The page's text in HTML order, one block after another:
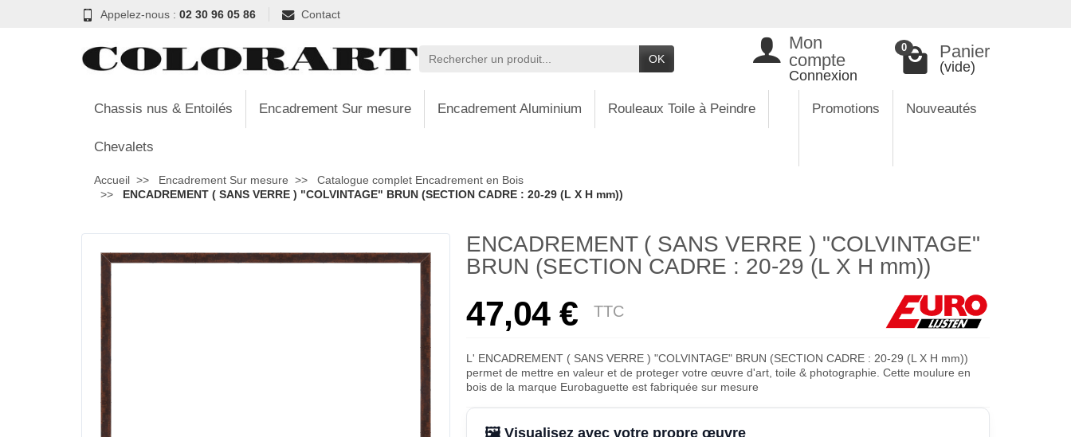
Appelez-nous : 02 30 96 05 86 Contact
OK
Mon
compte
Connexion
0 Panier
(vide)
Chassis nus & Entoilés Encadrement Sur mesure Encadrement Aluminium Rouleaux Toile à Peindre
Chevalets
Promotions Nouveautés
Accueil Encadrement Sur mesure
Catalogue complet Encadrement en Bois
ENCADREMENT ( SANS VERRE ) "COLVINTAGE" BRUN (SECTION CADRE : 20-29 (L X H mm))
ENCADREMENT ( SANS VERRE ) "COLVINTAGE"
BRUN (SECTION CADRE : 20-29 (L X H mm))
47,04 € TTC
L' ENCADREMENT ( SANS VERRE ) "COLVINTAGE" BRUN (SECTION CADRE : 20-29 (L X H mm))
permet de mettre en valeur et de proteger votre œuvre d'art, toile & photographie. Cette moulure en
bois de la marque Eurobaguette est fabriquée sur mesure
🖼️ Visualisez avec votre propre œuvre